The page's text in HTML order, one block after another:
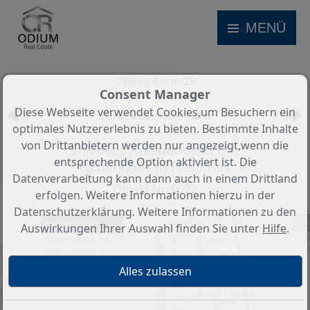
MENÜ
Zurück zur Übersicht
stilvolles Anlageobjekt mit
Nebenhaus in Frankfurt
Objekt-Nr.: 0022
Consent Manager
Diese Webseite verwendet Cookies,um Besuchern ein
optimales Nutzererlebnis zu bieten. Bestimmte Inhalte
von Drittanbietern werden nur angezeigt,wenn die
entsprechende Option aktiviert ist. Die
Datenverarbeitung kann dann auch in einem Drittland
erfolgen. Weitere Informationen hierzu in der
Datenschutzerklärung. Weitere Informationen zu den
Auswirkungen Ihrer Auswahl finden Sie unter Hilfe.